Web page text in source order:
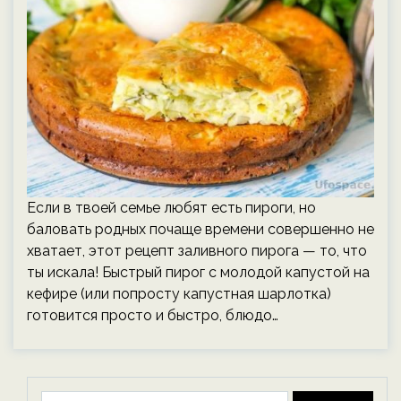
Если в твоей семье любят есть пироги, но
баловать родных почаще времени совершенно не
хватает, этот рецепт заливного пирога — то, что
ты искала! Быстрый пирог с молодой капустой на
кефире (или попросту капустная шарлотка)
готовится просто и быстро, блюдо…